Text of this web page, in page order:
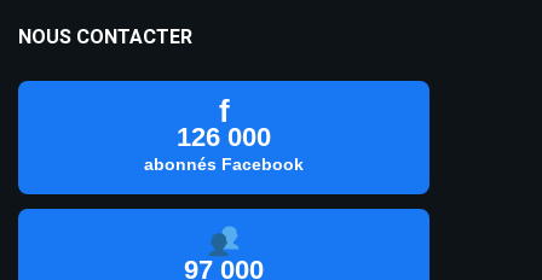
NOUS CONTACTER
f
126 000
abonnés Facebook
97 000